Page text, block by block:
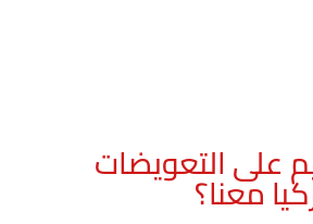
على التعويضات
معنا؟